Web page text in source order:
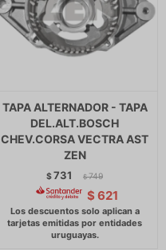
TAPA ALTERNADOR - TAPA
DEL.ALT.BOSCH
CHEV.CORSA VECTRA AST
ZEN
$731 $ 749
$ 621